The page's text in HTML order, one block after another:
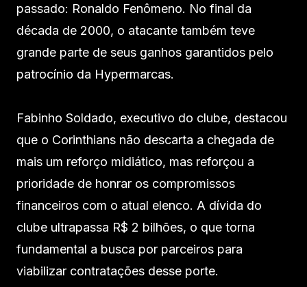
passado: Ronaldo Fenômeno. No final da
década de 2000, o atacante também teve
grande parte de seus ganhos garantidos pelo
patrocínio da Hypermarcas.
Fabinho Soldado, executivo do clube, destacou
que o Corinthians não descarta a chegada de
mais um reforço midiático, mas reforçou a
prioridade de honrar os compromissos
financeiros com o atual elenco. A dívida do
clube ultrapassa R$ 2 bilhões, o que torna
fundamental a busca por parceiros para
viabilizar contratações desse porte.